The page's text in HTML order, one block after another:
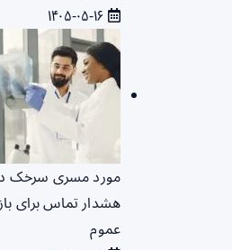
مورد مسری سرخک در
هشدار تماس برای
عموم